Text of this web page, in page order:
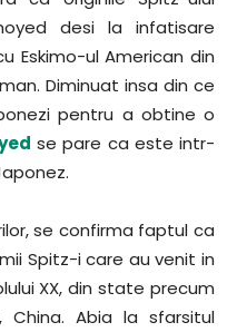
desi la infatisare
Eskimo-ul American din
Diminuat insa din ce
pentru a obtine o
se pare ca este intr-
se confirma faptul ca
Spitz-i care au venit in
XX, din state precum
China. Abia la sfarsitul